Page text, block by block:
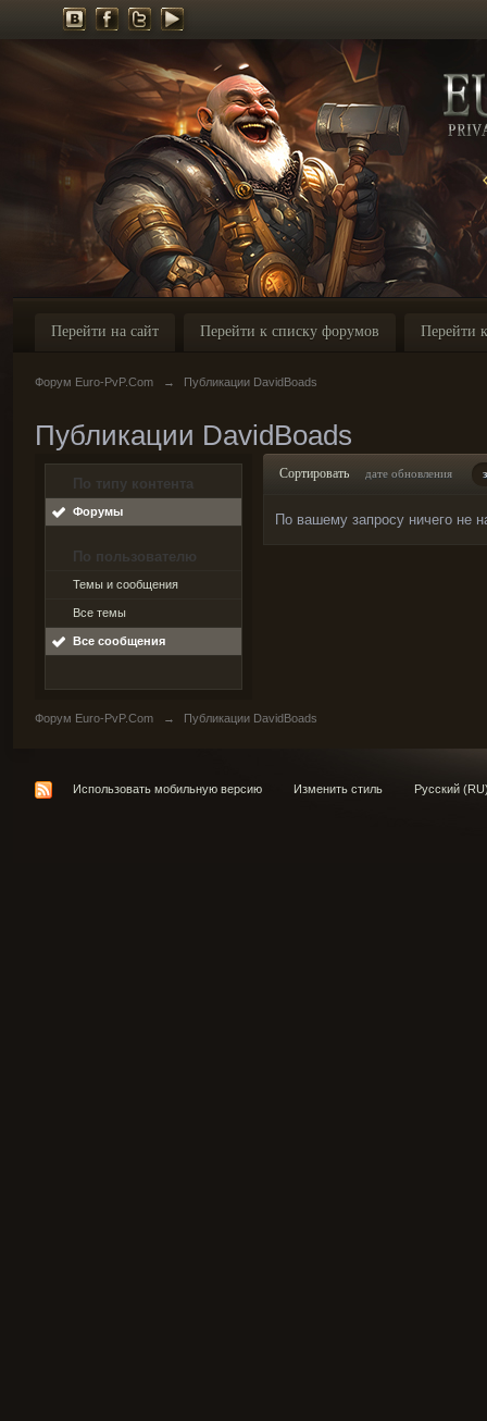
Перейти на сайт Перейти к списку форумов Перейти
Форум Euro-PvP.Com → Публикации DavidBoads
Публикации DavidBoads
По типу контента
Форумы
По пользователю
Темы и сообщения
Все темы
Все сообщения
Сортировать дате обновления
По вашему запросу ничего не
Форум Euro-PvP.Com → Публикации DavidBoads
Использовать мобильную версию Изменить стиль Русский